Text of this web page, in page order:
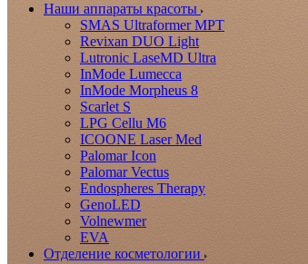
Наши аппараты красоты
SMAS Ultraformer MPT
Revixan DUO Light
Lutronic LaseMD Ultra
InMode Lumecca
InMode Morpheus 8
Scarlet S
LPG Cellu M6
ICOONE Laser Med
Palomar Icon
Palomar Vectus
Endospheres Therapy
GenoLED
Volnewmer
EVA
Отделение косметологии